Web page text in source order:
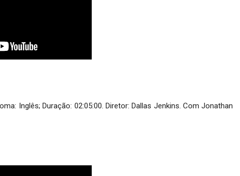
Inglês; Duração: 02:05:00. Diretor: Dallas Jenkins. Com Jonathan